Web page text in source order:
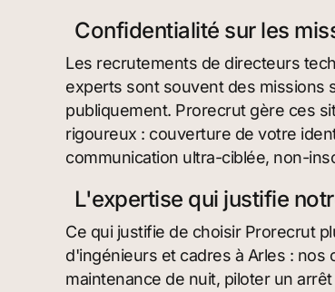
Confidentialité sur les
Les recrutements de directeurs
experts sont souvent des missions
publiquement. Prorecrut gère ces
rigoureux : couverture de votre
communication ultra-ciblée, non-
L'expertise qui justifie
Ce qui justifie de choisir Prorecrut
d'ingénieurs et cadres à Arles :
maintenance de nuit, piloter un